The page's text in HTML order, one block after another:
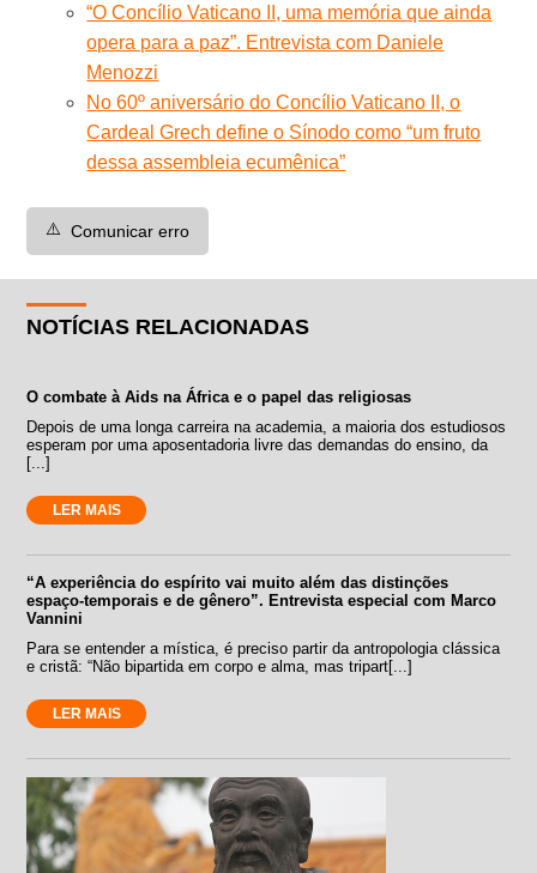
“O Concílio Vaticano II, uma memória que ainda
opera para a paz”. Entrevista com Daniele
Menozzi
No 60º aniversário do Concílio Vaticano II, o
Cardeal Grech define o Sínodo como “um fruto
dessa assembleia ecumênica”
⚠️ Comunicar erro
NOTÍCIAS RELACIONADAS
O combate à Aids na África e o papel das religiosas
Depois de uma longa carreira na academia, a maioria dos estudiosos
esperam por uma aposentadoria livre das demandas do ensino, da
[...]
LER MAIS
“A experiência do espírito vai muito além das distinções
espaço-temporais e de gênero”. Entrevista especial com Marco
Vannini
Para se entender a mística, é preciso partir da antropologia clássica
e cristã: “Não bipartida em corpo e alma, mas tripart[...]
LER MAIS